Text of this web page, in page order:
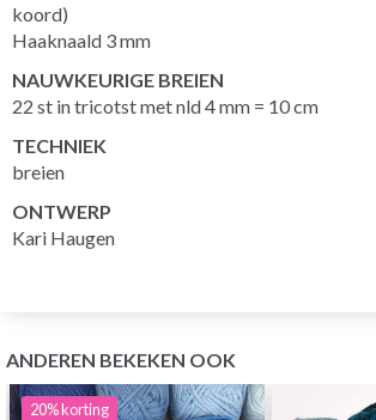
koord)
Haaknaald 3 mm
NAUWKEURIGE BREIEN
22 st in tricotst met nld 4 mm = 10 cm
TECHNIEK
breien
ONTWERP
Kari Haugen
ANDEREN BEKEKEN OOK
20%korting